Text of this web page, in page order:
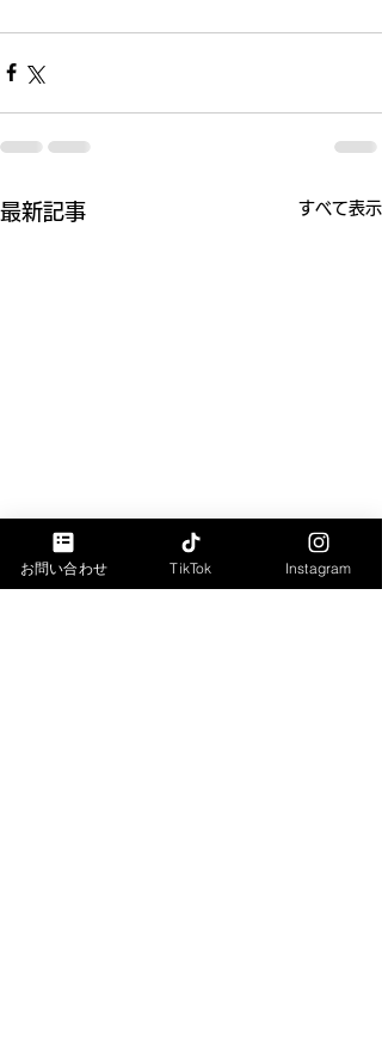
最新記事 すべて表示
お問い合わせ TikTok Instagram